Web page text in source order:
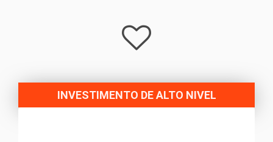
INVESTIMENTO DE ALTO NIVEL